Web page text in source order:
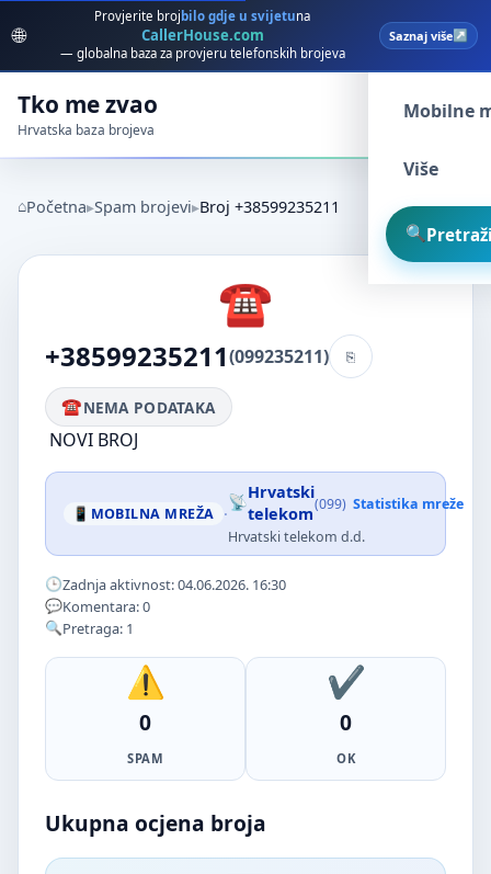
🌐
Provjerite broj bilo gdje u svijetuna
CallerHouse.com
— globalna baza za provjeru telefonskih brojeva
Saznaj više
Tko me zvao
Hrvatska baza brojeva
Spam
Mobilne
Više
Početna Spam brojevi Broj +38599235211
+38599235211(099235211)
NEMA PODATAKA
NOVI BROJ
MOBILNA MREŽA ·
Hrvatski
telekom(099) Statistika mreže
Hrvatski telekom d.d.
Zadnja aktivnost: 04.06.2026. 16:30
Komentara: 0
Pretraga: 1
0
SPAM
0
OK
Ukupna ocjena broja